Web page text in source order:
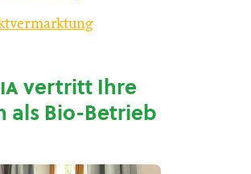
vertritt Ihre
als Bio-Betrieb